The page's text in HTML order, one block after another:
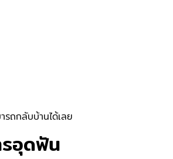
ถกลับบ้านได้เลย
อุดฟัน